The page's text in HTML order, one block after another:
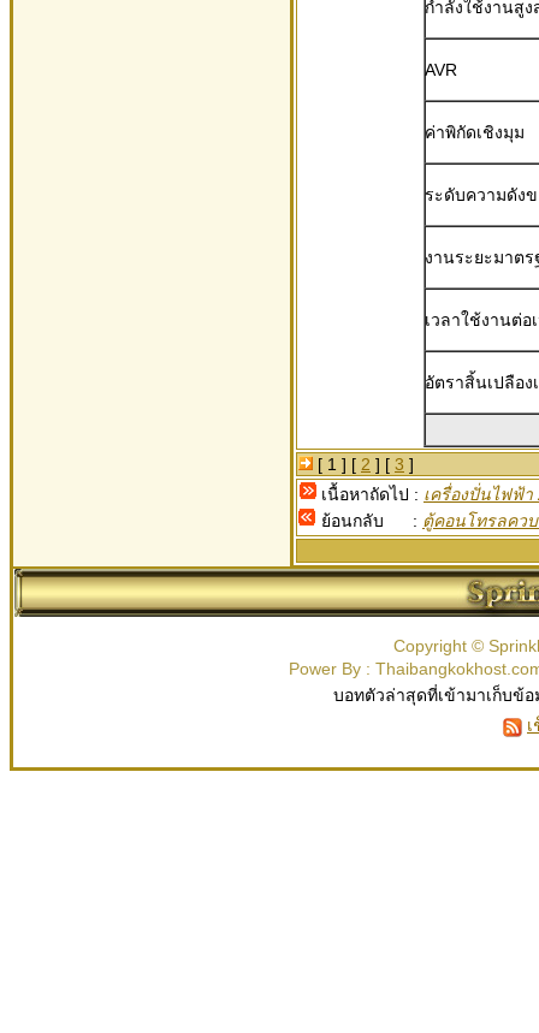
กำลังใช้งานสูง
AVR
ค่าพิกัดเชิงมุม
ระดับความดัง
งานระยะมาตร
เวลาใช้งานต่อ
อัตราสิ้นเปลือง
[ 1 ] [ 2 ] [ 3 ]
เนื้อหาถัดไป : เครื่องปั่นไฟฟ้า
ย้อนกลับ : ตู้คอนโทรลคว
Copyright ©
Power By :
บอทตัวล่าสุดที่เข้ามาเก็บข้